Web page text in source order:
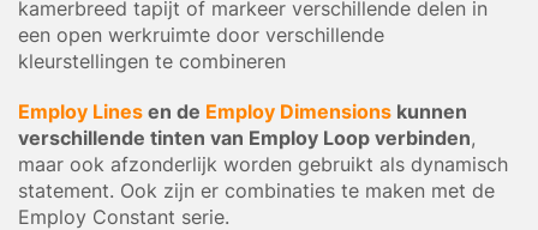
kamerbreed tapijt of markeer verschillende delen in
een open werkruimte door verschillende
kleurstellingen te combineren
Employ Lines en de Employ Dimensions kunnen
verschillende tinten van Employ Loop verbinden,
maar ook afzonderlijk worden gebruikt als dynamisch
statement. Ook zijn er combinaties te maken met de
Employ Constant serie.